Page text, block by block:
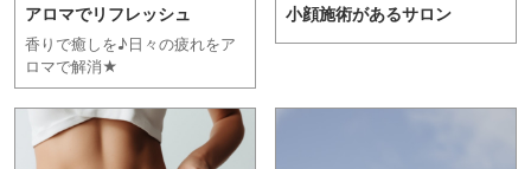
アロマでリフレッシュ
香りで癒しを♪日々の疲れをア
ロマで解消★
小顔施術があるサロン